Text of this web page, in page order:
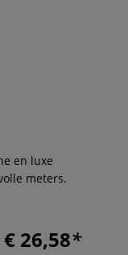
en luxe
meters.
€ 26,58